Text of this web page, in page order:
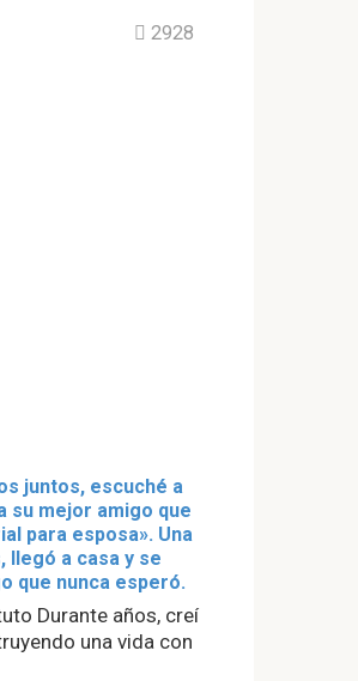
2928
juntos, escuché a
su mejor amigo que
para esposa». Una
llegó a casa y se
que nunca esperó.
Durante años, creí
una vida con